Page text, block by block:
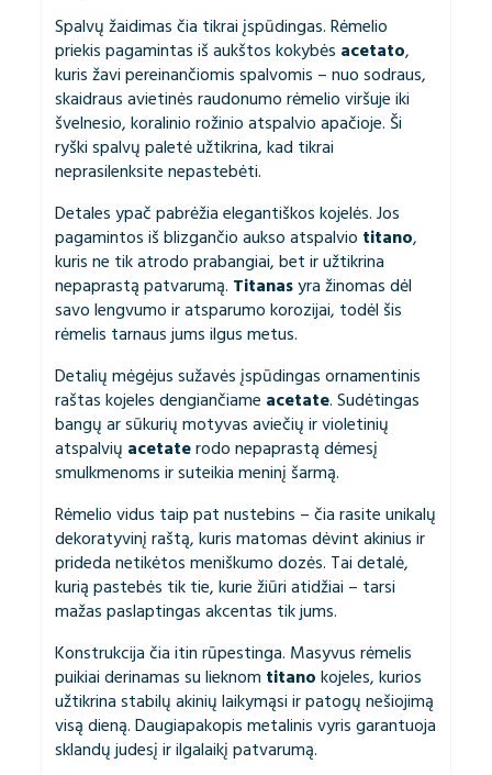
Spalvų žaidimas čia tikrai įspūdingas. Rėmelio
priekis pagamintas iš aukštos kokybės acetato,
kuris žavi pereinančiomis spalvomis – nuo sodraus,
skaidraus avietinės raudonumo rėmelio viršuje iki
švelnesio, koralinio rožinio atspalvio apačioje. Ši
ryški spalvų paletė užtikrina, kad tikrai
neprasilenksite nepastebėti.
Detales ypač pabrėžia elegantiškos kojelės. Jos
pagamintos iš blizgančio aukso atspalvio titano,
kuris ne tik atrodo prabangiai, bet ir užtikrina
nepaprastą patvarumą. Titanasyra žinomas dėl
savo lengvumo ir atsparumo korozijai, todėl šis
rėmelis tarnaus jums ilgus metus.
Detalių mėgėjus sužavės įspūdingas ornamentinis
raštas kojeles dengiančiame acetate. Sudėtingas
bangų ar sūkurių motyvas aviečių ir violetinių
atspalvių acetaterodo nepaprastą dėmesį
smulkmenoms ir suteikia meninį šarmą.
Rėmelio vidus taip pat nustebins – čia rasite unikalų
dekoratyvinį raštą, kuris matomas dėvint akinius ir
prideda netikėtos meniškumo dozės. Tai detalė,
kurią pastebės tik tie, kurie žiūri atidžiai – tarsi
mažas paslaptingas akcentas tik jums.
Konstrukcija čia itin rūpestinga. Masyvus rėmelis
puikiai derinamas su lieknom titanokojeles, kurios
užtikrina stabilų akinių laikymąsi ir patogų nešiojimą
visą dieną. Daugiapakopis metalinis vyris garantuoja
sklandų judesį ir ilgalaikį patvarumą.